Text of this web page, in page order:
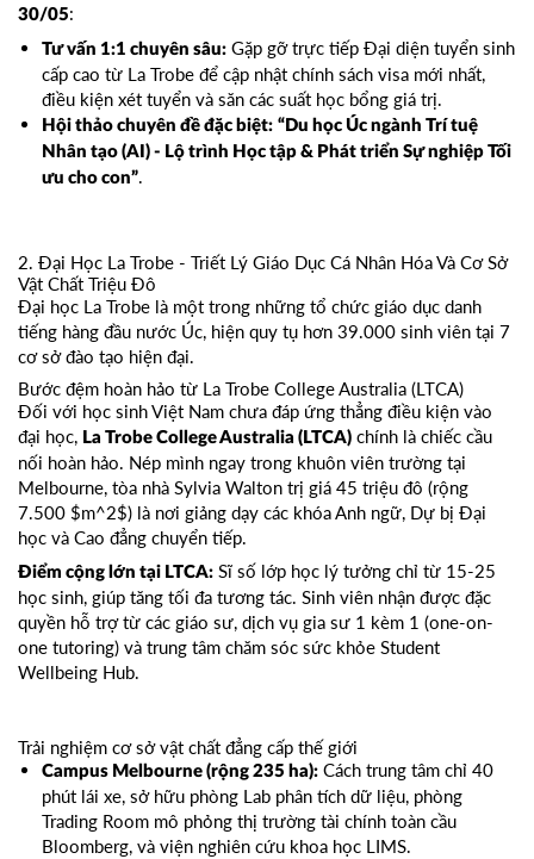
30/05:
Tư vấn 1:1 chuyên sâu: Gặp gỡ trực tiếp Đại diện tuyển sinh
cấp cao từ La Trobe để cập nhật chính sách visa mới nhất,
điều kiện xét tuyển và săn các suất học bổng giá trị.
Hội thảo chuyên đề đặc biệt: “Du học Úc ngành Trí tuệ
Nhân tạo (AI) - Lộ trình Học tập & Phát triển Sự nghiệp Tối
ưu cho con”.
2. Đại Học La Trobe - Triết Lý Giáo Dục Cá Nhân Hóa Và Cơ Sở
Vật Chất Triệu Đô
Đại học La Trobe là một trong những tổ chức giáo dục danh
tiếng hàng đầu nước Úc, hiện quy tụ hơn 39.000 sinh viên tại 7
cơ sở đào tạo hiện đại.
Bước đệm hoàn hảo từ La Trobe College Australia (LTCA)
Đối với học sinh Việt Nam chưa đáp ứng thẳng điều kiện vào
đại học, La Trobe College Australia (LTCA) chính là chiếc cầu
nối hoàn hảo. Nép mình ngay trong khuôn viên trường tại
Melbourne, tòa nhà Sylvia Walton trị giá 45 triệu đô (rộng
7.500 $m^2$) là nơi giảng dạy các khóa Anh ngữ, Dự bị Đại
học và Cao đẳng chuyển tiếp.
Điểm cộng lớn tại LTCA: Sĩ số lớp học lý tưởng chỉ từ 15-25
học sinh, giúp tăng tối đa tương tác. Sinh viên nhận được đặc
quyền hỗ trợ từ các giáo sư, dịch vụ gia sư 1 kèm 1 (one-on-
one tutoring) và trung tâm chăm sóc sức khỏe Student
Wellbeing Hub.
Trải nghiệm cơ sở vật chất đẳng cấp thế giới
Campus Melbourne (rộng 235 ha): Cách trung tâm chỉ 40
phút lái xe, sở hữu phòng Lab phân tích dữ liệu, phòng
Trading Room mô phỏng thị trường tài chính toàn cầu
Bloomberg, và viện nghiên cứu khoa học LIMS.